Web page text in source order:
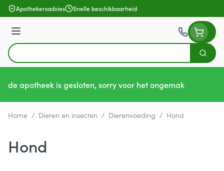
Ga naar de inhoud
Apothekersadvies Snelle beschikbaarheid
Menu
Product, merk, categorie...
Zoek
de apotheek is gesloten, sorry voor het ongemak
Home / Dieren en insecten / Dierenvoeding / Hond
Hond